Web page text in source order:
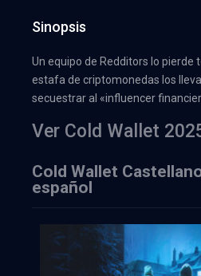
Sinopsis
Un equipo de Redditors lo pierde
estafa de criptomonedas los
secuestrar al «influencer
Ver Cold Wallet
Cold Wallet
español